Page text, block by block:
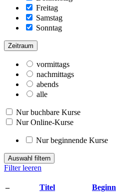
Freitag
Samstag
Sonntag
Zeitraum
vormittags
nachmittags
abends
alle
Nur buchbare Kurse
Nur Online-Kurse
Nur beginnende Kurse
Auswahl filtern
Filter leeren
– Titel Beginn